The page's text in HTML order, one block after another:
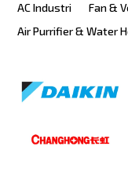
AC Industri
Fan &
Air Purrifier & Water